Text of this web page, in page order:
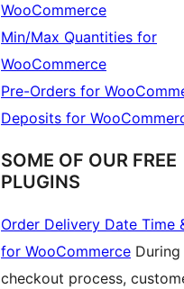
WooCommerce
Min/Max Quantities for
WooCommerce
Pre-Orders for
Deposits for
SOME OF OUR FREE
PLUGINS
Order Delivery Date Time
for WooCommerce
checkout process,